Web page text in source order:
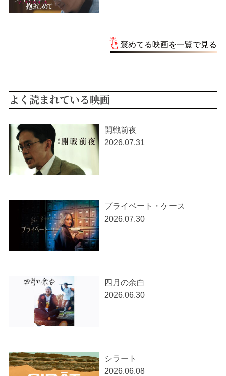
褒めてる映画を一覧で見る
よく読まれている映画
開戦前夜
2026.07.31
プライベート・ケース
2026.07.30
四月の余白
2026.06.30
シラート
2026.06.08